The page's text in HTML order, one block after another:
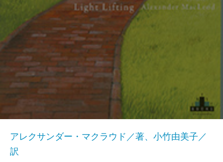
アレクサンダー・マクラウド／著、小竹由美子／
訳